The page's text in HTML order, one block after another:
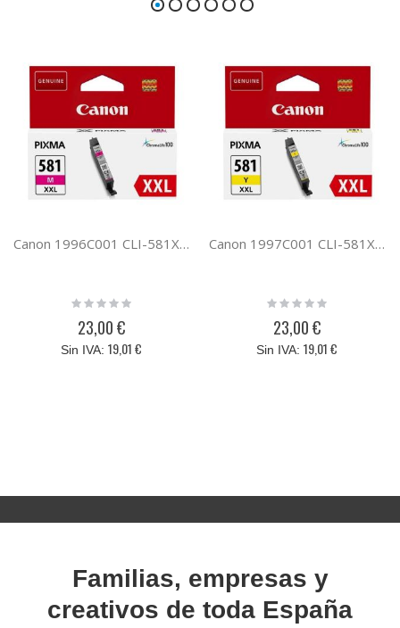
Canon 1996C001 CLI-581XXL M
Rating:
23,00 €
19,01 €
Canon 1997C001 CLI-581XXL Y
Rating:
23,00 €
19,01 €
Familias, empresas y
creativos de toda España